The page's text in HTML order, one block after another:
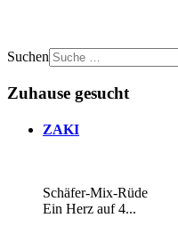
Suchen
Zuhause gesucht
ZAKI
Schäfer-Mix-Rüde
Ein Herz auf 4...